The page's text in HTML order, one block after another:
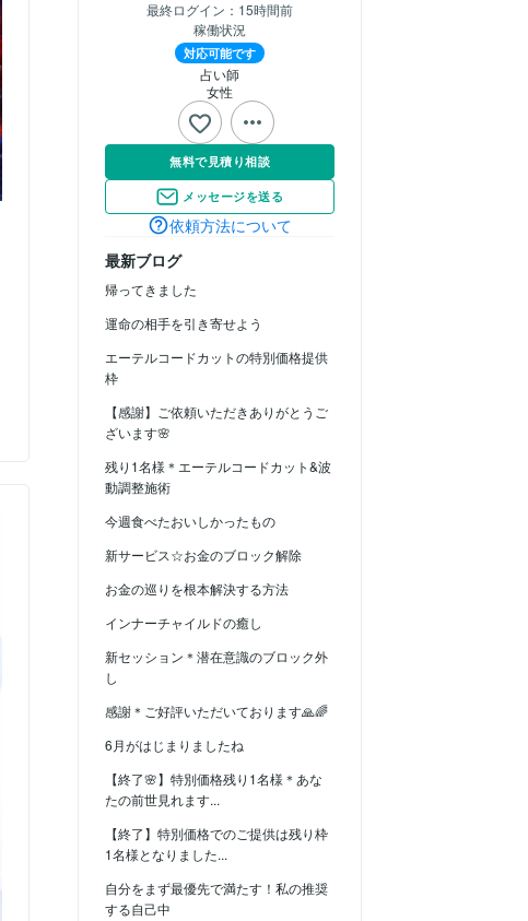
最終ログイン： 15時間前
稼働状況
対応可能です
占い師
女性
無料で見積り相談
メッセージを送る
依頼方法について
最新ブログ
帰ってきました
運命の相手を引き寄せよう
エーテルコードカットの特別価格提供
枠
【感謝】ご依頼いただきありがとうご
ざいます🌸
残り1名様＊エーテルコードカット&波
動調整施術
今週食べたおいしかったもの
新サービス☆お金のブロック解除
お金の巡りを根本解決する方法
インナーチャイルドの癒し
新セッション＊潜在意識のブロック外
し
感謝＊ご好評いただいております🙏🌈
6月がはじまりましたね
【終了🌸】特別価格残り1名様＊あな
たの前世見れます...
【終了】特別価格でのご提供は残り枠
1名様となりました...
自分をまず最優先で満たす！私の推奨
する自己中